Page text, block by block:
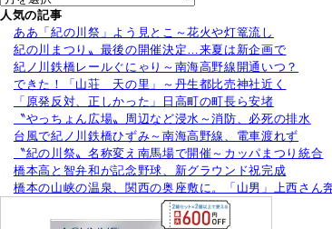
人気の記事
ああ「紀の川祭」よう見とこ～花火や灯篭流し
紀の川まつり〟最後の開催決定…来夏は新企画で
紀ノ川鉄橋レールぐにゃり～南海高野線開通いつ？
できた！「山荘 天の里」～丹生都比売神社近く
「原発反対、正しかった」日高町の町長ら安堵
〝やっちょん広場〟周辺など浸水～消防、必死の排水
台風で紀ノ川鉄橋ひずみ～南海高野線、電車渡れず
〝紀の川祭〟名称変え南馬場で開催～カッパまつり統合
橋本高と智弁和が記念野球、新グラウンド祝完成
橋本の山峡の温泉、関西の奥座敷に。「山男」上西さん